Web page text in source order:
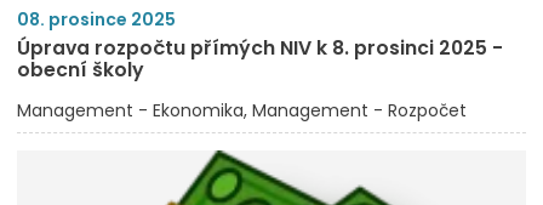
08. prosince 2025
Úprava rozpočtu přímých NIV k 8. prosinci 2025 -
obecní školy
Management - Ekonomika Management - Rozpočet